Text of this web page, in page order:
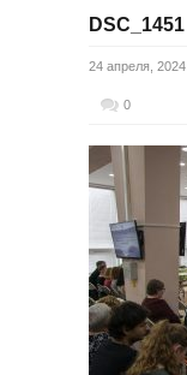
DSC_1451
24 апреля, 2024
0